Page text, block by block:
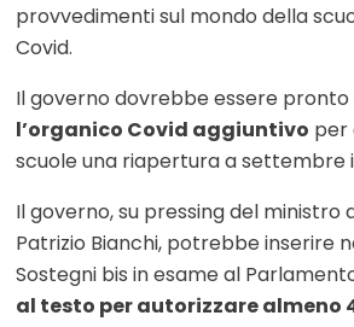
provvedimenti sul mondo della
Covid.
Il governo dovrebbe essere pronto
l’organico Covid aggiuntivo per
scuole una riapertura a settembre
Il governo, su pressing del ministro
Patrizio Bianchi, potrebbe inserire
Sostegni bis in esame al
al testo per autorizzare almeno